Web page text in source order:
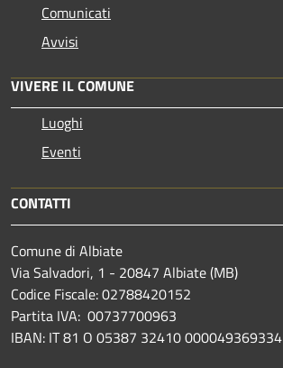
Comunicati
Avvisi
VIVERE IL COMUNE
Luoghi
Eventi
CONTATTI
Comune di Albiate
Via Salvadori, 1 - 20847 Albiate (MB)
Codice Fiscale: 02788420152
Partita IVA: 00737700963
IBAN: IT 81 O 05387 32410 000049369334